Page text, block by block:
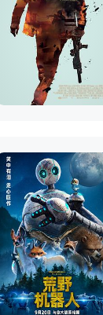
/ 马丁·斯科塞斯
/ 拉尔夫·伊内森 /